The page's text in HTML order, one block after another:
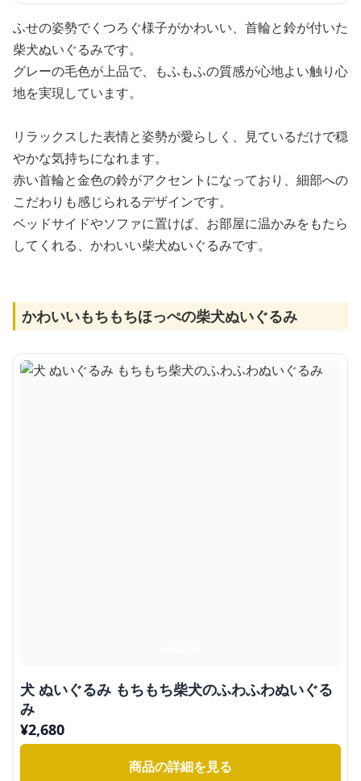
ふせの姿勢でくつろぐ様子がかわいい、首輪と鈴が付いた
柴犬ぬいぐるみです。
グレーの毛色が上品で、もふもふの質感が心地よい触り心
地を実現しています。
リラックスした表情と姿勢が愛らしく、見ているだけで穏
やかな気持ちになれます。
赤い首輪と金色の鈴がアクセントになっており、細部への
こだわりも感じられるデザインです。
ベッドサイドやソファに置けば、お部屋に温かみをもたら
してくれる、かわいい柴犬ぬいぐるみです。
かわいいもちもちほっぺの柴犬ぬいぐるみ
犬 ぬいぐるみ もちもち柴犬のふわふわぬいぐる
み
¥2,680
商品の詳細を見る